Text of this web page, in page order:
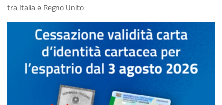
tra Italia e Regno Unito